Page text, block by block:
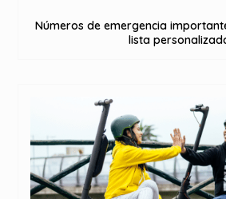
Números de emergencia
lista